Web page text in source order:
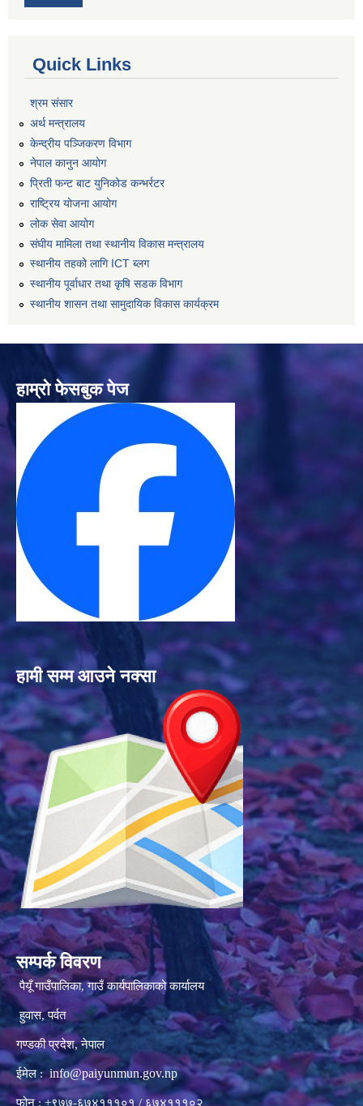
Quick Links
श्रम संसार
अर्थ मन्त्रालय
केन्द्रीय पञ्जिकरण विभाग
नेपाल कानुन आयोग
प्रिती फन्ट बाट युनिकोड कन्भर्रटर
राष्ट्रिय योजना आयोग
लोक सेवा आयोग
संघीय मामिला तथा स्थानीय विकास मन्त्रालय
स्थानीय तहको लागि ICT ब्लग
स्थानीय पूर्वाधार तथा कृषि सडक विभाग
स्थानीय शासन तथा सामुदायिक विकास कार्यक्रम
हाम्रो फेसबुक पेज
हामी सम्म आउने नक्सा
सम्पर्क विवरण
पैयूँ गाउँपालिका, गाउँ कार्यपालिकाको कार्यालय
हुवास, पर्वत
गण्डकी प्रदेश, नेपाल
ईमेल : info@paiyunmun.gov.np
फोन : +९७७-६७४१११०१ / ६७४१११०२